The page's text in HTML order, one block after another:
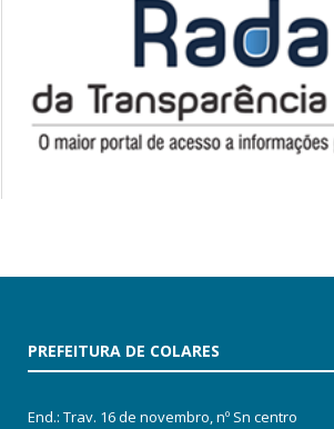
PREFEITURA DE COLARES
End.: Trav. 16 de novembro, nº Sn centro